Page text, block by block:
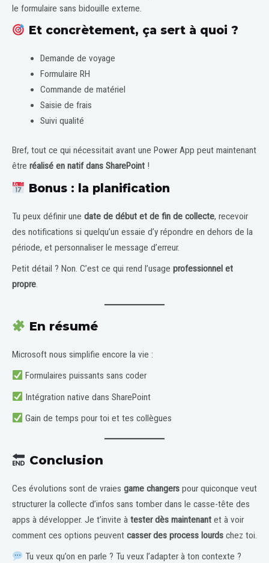
le formulaire sans bidouille externe.
Et concrètement, ça sert à quoi ?
Demande de voyage
Formulaire RH
Commande de matériel
Saisie de frais
Suivi qualité
Bref, tout ce qui nécessitait avant une Power App peut maintenant
être réalisé en natif dans SharePoint !
Bonus : la planification
Tu peux définir une date de début et de fin de collecte, recevoir
des notifications si quelqu’un essaie d’y répondre en dehors de la
période, et personnaliser le message d’erreur.
Petit détail ? Non. C’est ce qui rend l’usage professionnel et
propre.
En résumé
Microsoft nous simplifie encore la vie :
Formulaires puissants sans coder
Intégration native dans SharePoint
Gain de temps pour toi et tes collègues
Conclusion
Ces évolutions sont de vraies game changers pour quiconque veut
structurer la collecte d’infos sans tomber dans le casse-tête des
apps à développer. Je t’invite à tester dès maintenant et à voir
comment ces options peuvent casser des process lourds chez toi.
Tu veux qu’on en parle ? Tu veux l’adapter à ton contexte ?